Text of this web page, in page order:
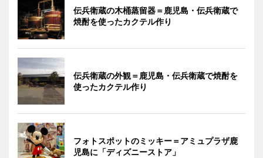
伝兵衛蔵の木桶蒸留器＝鹿児島・伝兵衛蔵で
焼酎を使ったカクテル作り
伝兵衛蔵の外観＝鹿児島・伝兵衛蔵で焼酎を
使ったカクテル作り
フォトスポットのミッキー＝アミュプラザ鹿
児島に「ディズニーストア」